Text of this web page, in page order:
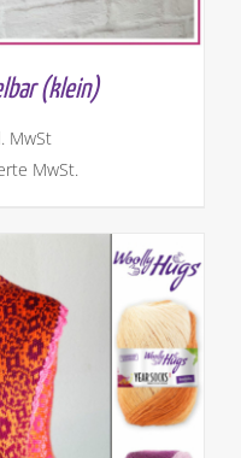
(klein)
MwSt
MwSt.